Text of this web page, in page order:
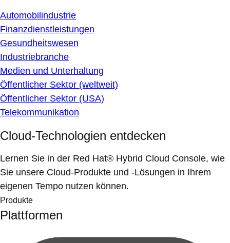
Automobilindustrie
Finanzdienstleistungen
Gesundheitswesen
Industriebranche
Medien und Unterhaltung
Öffentlicher Sektor (weltweit)
Öffentlicher Sektor (USA)
Telekommunikation
Cloud-Technologien entdecken
Lernen Sie in der Red Hat® Hybrid Cloud Console, wie
Sie unsere Cloud-Produkte und -Lösungen in Ihrem
eigenen Tempo nutzen können.
Produkte
Plattformen